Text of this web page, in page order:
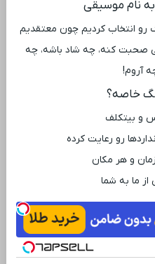
نام موسیقی
رو انتخاب کردیم چون معتقدیم
صحبت کنه، چه شاد باشه، چه
آروم!
خاصه؟
و بیتکلف
رو رعایت کرده
و هر مکان
ما به شما